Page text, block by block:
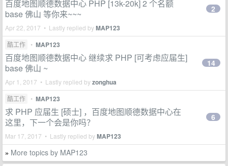
百度地图顺德数据中心 PHP [13k-20k] 2 个名额
base 佛山 等你来~~~
Apr 22, 2017 • Lastly replied byMAP123
2
酷工作 • MAP123
百度地图顺德数据中心 继续求 PHP [可考虑应届生]
base 佛山 ~
Apr 1, 2017 • Lastly replied byzonghua
14
酷工作 • MAP123
求 PHP 应届生 [硕士] ，百度地图顺德数据中心在
这里，下一个会是你吗？
Mar 17, 2017 • Lastly replied byMAP123
6
» More topics by MAP123